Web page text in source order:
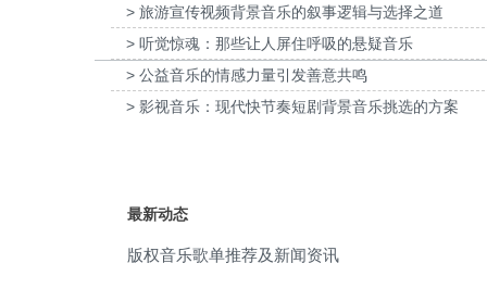
reunion (4)
short video (4)
新年祝福
洒脱
> 旅游宣传视频背景音乐的叙事逻辑与选择之道
> 听觉惊魂：那些让人屏住呼吸的悬疑音乐
> 公益音乐的情感力量引发善意共鸣
> 影视音乐：现代快节奏短剧背景音乐挑选的方案
最新动态
版权音乐歌单推荐及新闻资讯